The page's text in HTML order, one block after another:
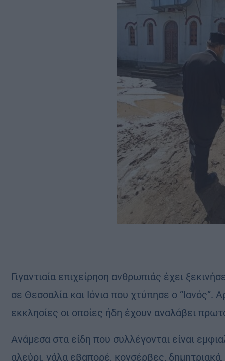
Γιγαντιαία επιχείρηση ανθρωπιάς έχει
σε Θεσσαλία και Ιόνια που χτύπησε ο “Ιανός”.
εκκλησίες οι οποίες ήδη έχουν αναλάβει
Ανάμεσα στα είδη που συλλέγονται είναι
αλεύρι, γάλα εβαπορέ, κονσέρβες,